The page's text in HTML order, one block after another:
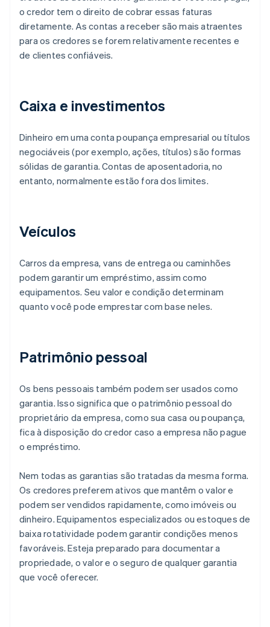
o credor tem o direito de cobrar essas faturas
diretamente. As contas a receber são mais atraentes
para os credores se forem relativamente recentes e
de clientes confiáveis.
Caixa e investimentos
Dinheiro em uma conta poupança empresarial ou títulos
negociáveis (por exemplo, ações, títulos) são formas
sólidas de garantia. Contas de aposentadoria, no
entanto, normalmente estão fora dos limites.
Veículos
Carros da empresa, vans de entrega ou caminhões
podem garantir um empréstimo, assim como
equipamentos. Seu valor e condição determinam
quanto você pode emprestar com base neles.
Patrimônio pessoal
Os bens pessoais também podem ser usados como
garantia. Isso significa que o patrimônio pessoal do
proprietário da empresa, como sua casa ou poupança,
fica à disposição do credor caso a empresa não pague
o empréstimo.
Nem todas as garantias são tratadas da mesma forma.
Os credores preferem ativos que mantêm o valor e
podem ser vendidos rapidamente, como imóveis ou
dinheiro. Equipamentos especializados ou estoques de
baixa rotatividade podem garantir condições menos
favoráveis. Esteja preparado para documentar a
propriedade, o valor e o seguro de qualquer garantia
que você oferecer.